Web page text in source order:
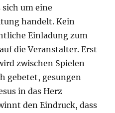
sich um eine
handelt. Kein
Einladung zum
die Veranstalter. Erst
zwischen Spielen
gebetet, gesungen
in das Herz
den Eindruck, dass